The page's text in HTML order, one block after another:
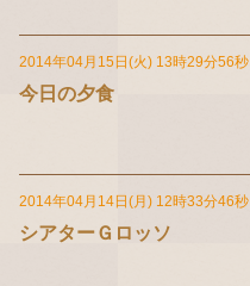
2014年04月15日(火) 13時29分56秒
今日の夕食
2014年04月14日(月) 12時33分46秒
シアターＧロッソ